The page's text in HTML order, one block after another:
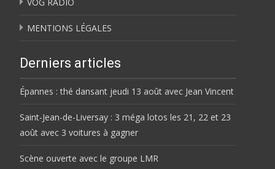
MENTIONS LÉGALES
Derniers articles
Épannes : thé dansant jeudi 13 août avec Jean Vincent
Saint-Jean-de-Liversay : 3 méga lotos les 21, 22 et 23
août avec 3 voitures à gagner
Scène ouverte avec le groupe LMR